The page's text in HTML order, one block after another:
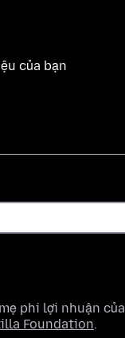
của bạn
phi lợi nhuận của
Foundation.